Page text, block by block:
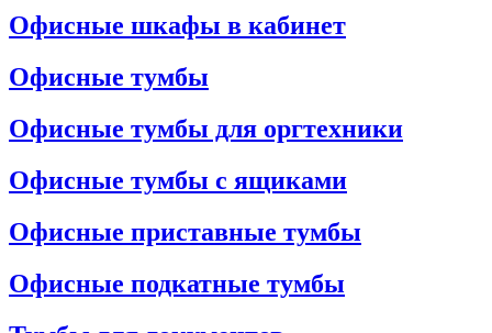
Офисные шкафы в кабинет
Офисные тумбы
Офисные тумбы для оргтехники
Офисные тумбы с ящиками
Офисные приставные тумбы
Офисные подкатные тумбы